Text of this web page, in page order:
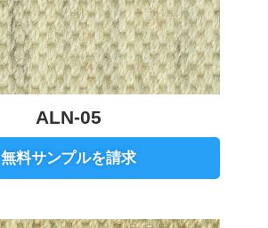
ALN-05
無料サンプルを請求